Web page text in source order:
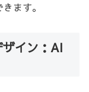
ます。
イン：AI